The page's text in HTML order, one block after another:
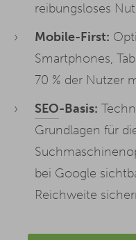
reibungsloses
Mobile-First:
Smartphones,
70 % der Nutzer
SEO-Basis:
Grundlagen für
bei Google
Reichweite